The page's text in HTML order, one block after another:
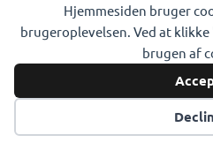
Hjemmesiden bruger
brugeroplevelsen. Ved at
brugen af